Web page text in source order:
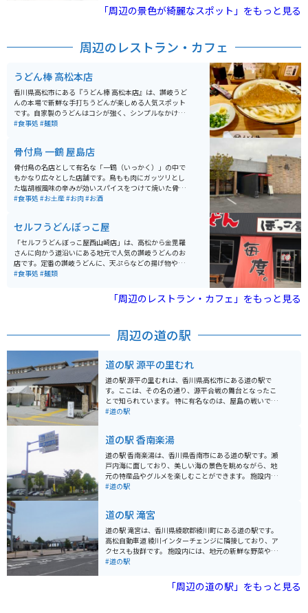
焼け時の美しい景色は見逃せません。 バイクで訪れる方
のためには、近くに駐車場があり、バイク専用スペース
らに周囲の魅力的なスポットへと繰り出すことも可能で
「周辺の景色が綺麗なスポット」をもっと見る
周辺のレストラン・カフェ
うどん棒 高松本店
香川県高松市にある『うどん棒 高松本店』は、讃岐うど
んの本場で新鮮な手打ちうどんが楽しめる人気スポット
です。自家製のうどんはコシが強く、シンプルなかけう
どんから具材たっぷりの天ぷらうどんまで豊富なメニュ
#食事処 #麺類
骨付鳥 一鶴 屋島店
骨付鳥の名店として有名な「一鶴（いっかく）」の中で
もかなり広々とした店舗です。鳥もも肉にガッツリとし
た塩胡椒風味の辛みが効いスパイスをつけて焼いた骨付
鳥は、ビールにピッタリの味付けです。もちろん単体で
#食事処 #お土産#お肉#お酒
セルフうどんぼっこ屋
「セルフうどんぼっこ屋西山崎店」は、高松から金毘羅
さんに向かう道沿いにある地元で人気の讃岐うどんのお
店です。定番の讃岐うどんに、天ぷらなどの揚げ物やお
でんなどのサイドメニューも充実しています。 お値段も
をトッピング、天ぷら類3品で600円ほとで食べられま
#食事処 #麺類
「周辺のレストラン・カフェ」をもっと見る
周辺の道の駅
道の駅 源平の里むれ
道の駅 源平の里むれは、香川県高松市にある道の駅で
す。ここは、その名の通り、源平合戦の舞台となったこ
とで知られています。 特に有名なのは、屋島の戦いで、
扇の的を射落とした那須与一の伝説が残る場所です。道
ます。 また、地元の特産品を販売する物産館もあり、香
川県の名産品であるうどんや、和三盆を使ったお菓子な
どを購入することができます。バイクで訪れる際は、駐
車場も広く、休憩場所としても最適です。周辺には、源
義経ゆかりの地や、四国八十八ヶ所霊場の札所などもあ
#道の駅
道の駅 香南楽湯
道の駅 香南楽湯は、香川県香南市にある道の駅です。瀬
戸内海に面しており、美しい海の景色を眺めながら、地
元の特産品やグルメを楽しむことができます。 施設内に
は、レストラン、物産館、温泉施設などがあり、ドライ
す。 バイクで訪れる場合、道の駅には広い駐車場が完備
されているので安心です。また、周辺には、風光明媚な
海岸線が続く「さぬき浜街道」など、ツーリングに最適
なルートもたくさんあります。香川県の名産品であるう
どん店も周辺に数多くあるので、ツーリング中に立ち寄
#道の駅
道の駅 滝宮
道の駅 滝宮は、香川県綾歌郡綾川町にある道の駅です。
高松自動車道 綾川インターチェンジに隣接しており、ア
クセスも抜群です。 施設内には、地元の新鮮な野菜や果
物を販売する農産物直売所や、香川県の名産品であるう
舞台古墳」や、紫雲山の中腹に位置する「滝宮天満宮」
#道の駅
「周辺の道の駅」をもっと見る